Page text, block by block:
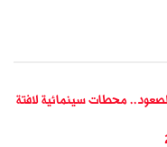
محطات سينمائية لافتة